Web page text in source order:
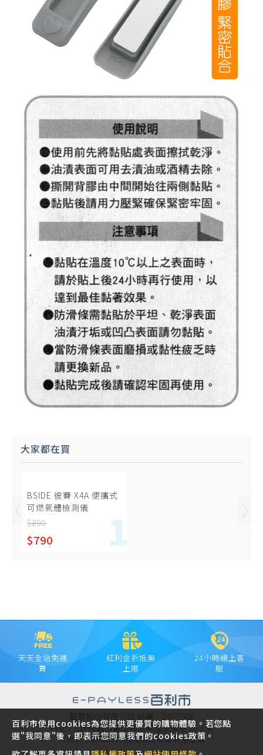
大家都在買
BSIDE 彼賽 X4A 便攜式
可燃氣體檢測儀
$890
$790
天天全站免運
費
紅利金折抵無
上限
24小時線上客
服
聲寶股份有限公司 統編：03607500
地址：333 桃園市龜山區大華里頂湖路 26-3 號
代表人：財團法人陳茂榜工商發展基金會
百利市使用cookies為您提供更優質的購物體驗。若您點
選"我同意"後，即表示您同意我們的cookies政策。